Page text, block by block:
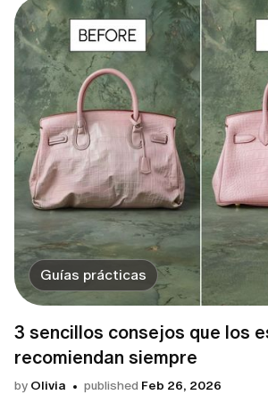
Guías prácticas
3 sencillos consejos que los
recomiendan siempre
by Olivia published Feb 26, 2026